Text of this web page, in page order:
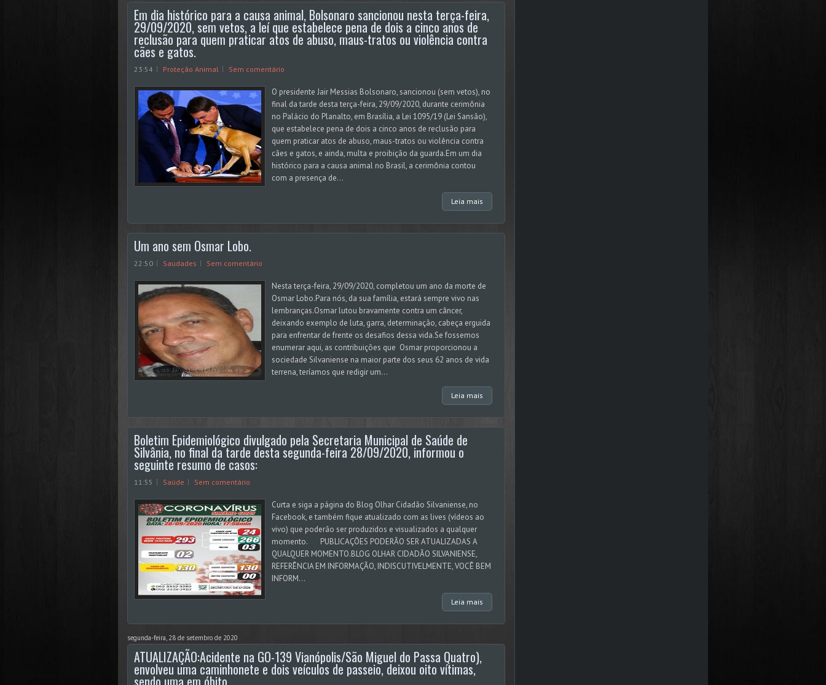
Em dia histórico para a causa animal, Bolsonaro sancionou nesta terça-feira,
29/09/2020, sem vetos, a leí que estabelece pena de dois a cinco anos de
reclusão para quem praticar atos de abuso, maus-tratos ou violência contra
cães e gatos.
23:54 Proteção Animal Sem comentário
O presidente Jair Messias Bolsonaro, sancionou (sem vetos), no
final da tarde desta terça-feira, 29/09/2020, durante cerimônia
no Palácio do Planalto, em Brasília, a Lei 1095/19 (Lei Sansão),
que estabelece pena de dois a cinco anos de reclusão para
quem praticar atos de abuso, maus-tratos ou violência contra
cães e gatos, e ainda, multa e proibição da guarda.Em um dia
histórico para a causa animal no Brasil, a cerimônia contou
com a presença de...
Leia mais
Um ano sem Osmar Lobo.
22:50 Saudades Sem comentário
Nesta terça-feira, 29/09/2020, completou um ano da morte de
Osmar Lobo.Para nós, da sua família, estará sempre vivo nas
lembranças.Osmar lutou bravamente contra um câncer,
deixando exemplo de luta, garra, determinação, cabeça erguida
para enfrentar de frente os desafios dessa vida.Se fossemos
enumerar aqui, as contribuições que Osmar proporcionou a
sociedade Silvaniense na maior parte dos seus 62 anos de vida
terrena, teríamos que redigir um...
Leia mais
Boletim Epidemiológico divulgado pela Secretaria Municipal de Saúde de
Silvânia, no final da tarde desta segunda-feira 28/09/2020, informou o
seguinte resumo de casos:
11:55 Saúde Sem comentário
Curta e siga a página do Blog Olhar Cidadão Silvaniense, no
Facebook, e também fique atualizado com as lives (vídeos ao
vivo) que poderão ser produzidos e visualizados a qualquer
momento. PUBLICAÇÕES PODERÃO SER ATUALIZADAS A
QUALQUER MOMENTO.BLOG OLHAR CIDADÃO SILVANIENSE,
REFERÊNCIA EM INFORMAÇÃO, INDISCUTIVELMENTE, VOCÊ BEM
INFORM...
Leia mais
segunda-feira, 28 de setembro de 2020
ATUALIZAÇÃO:Acidente na GO-139 Vianópolis/São Miguel do Passa Quatro),
envolveu uma caminhonete e dois veículos de passeio, deixou oito vítimas,